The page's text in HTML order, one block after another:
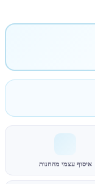
איסוף עצמי מהחנות